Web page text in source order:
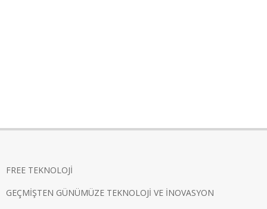
FREE TEKNOLOJİ
GEÇMİŞTEN GÜNÜMÜZE TEKNOLOJİ VE İNOVASYON